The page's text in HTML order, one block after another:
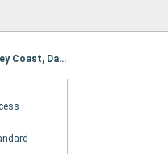
Itinéraire : Auckland, Tauranga, Christchurch, Dunedin, Fiordland, Hobart, Adelaide, Perth, Kimberley Coast, Darwin, Bali, Lombok, Singapour